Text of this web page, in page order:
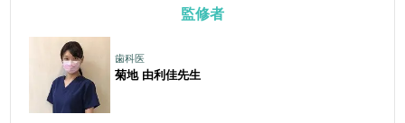
監修者
歯科医
菊地 由利佳先生